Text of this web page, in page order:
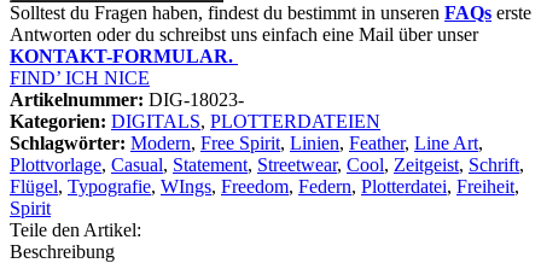
Solltest du Fragen haben, findest du bestimmt in unseren FAQs erste
Antworten oder du schreibst uns einfach eine Mail über unser
KONTAKT-FORMULAR.
FIND’ ICH NICE
Artikelnummer: DIG-18023-
Kategorien: DIGITALS, PLOTTERDATEIEN
Schlagwörter: Modern, Free Spirit, Linien, Feather, Line Art,
Plottvorlage, Casual, Statement, Streetwear, Cool, Zeitgeist, Schrift,
Flügel, Typografie, WIngs, Freedom, Federn, Plotterdatei, Freiheit,
Spirit
Teile den Artikel:
Beschreibung